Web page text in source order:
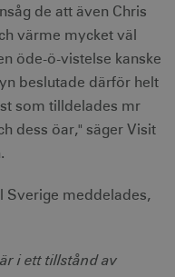
de att även Chris
värme mycket väl
öde-ö-vistelse kanske
beslutade därför helt
som tilldelades mr
dess öar," säger Visit
Sverige meddelades,
i ett tillstånd av